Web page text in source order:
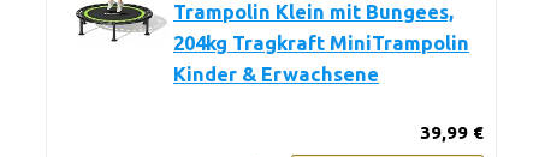
Trampolin Klein mit Bungees,
204kg Tragkraft MiniTrampolin
Kinder & Erwachsene
39,99 €